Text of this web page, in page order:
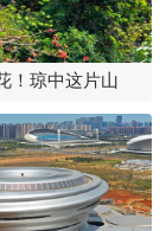
！琼中这片山